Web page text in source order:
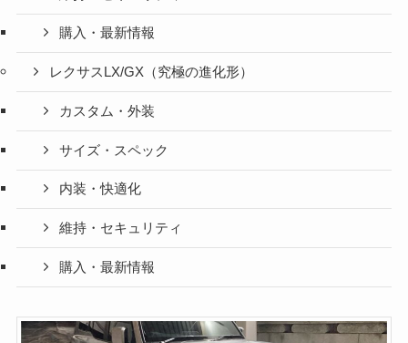
購入・最新情報
レクサスLX/GX（究極の進化形）
カスタム・外装
サイズ・スペック
内装・快適化
維持・セキュリティ
購入・最新情報